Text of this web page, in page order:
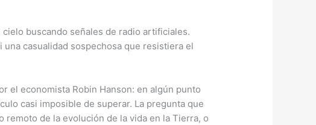
buscando señales de radio artificiales.
una casualidad sospechosa que resistiera el
el economista Robin Hanson: en algún punto
casi imposible de superar. La pregunta que
de la evolución de la vida en la Tierra, o